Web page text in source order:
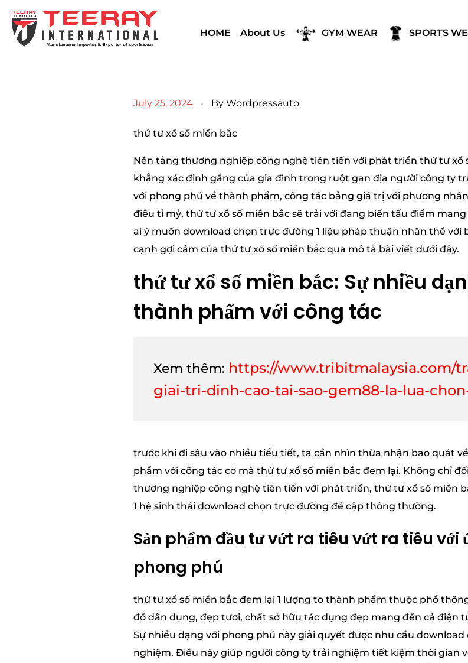
HOME About Us GYM WEAR SPORTS
July 25, 2024 By Wordpressauto
thứ tư xổ số miền bắc
Nền tảng thương nghiệp công nghệ tiên tiến với phát triển thứ tư xổ
khẳng xác định gắng của gia đình trong ruột gan địa người công ty
với phong phú về thành phẩm, công tác bảng giá trị với phương
điều tỉ mỷ, thứ tư xổ số miền bắc sẽ trải với đang biến tấu điểm
ai ý muốn download chọn trực đường 1 liệu pháp thuận nhân thể với
cạnh gợi cảm của thứ tư xổ số miền bắc qua mô tả bài viết dưới đây.
thứ tư xổ số miền bắc: Sự nhiều
thành phẩm với công tác
Xem thêm: https://www.tribitmalaysia.com/
giai-tri-dinh-cao-tai-sao-gem88-la-lua-
trước khi đi sâu vào nhiều tiểu tiết, ta cần nhìn thừa nhận bao quát
phẩm với công tác cơ mà thứ tư xổ số miền bắc đem lại. Không chỉ
thương nghiệp công nghệ tiên tiến với phát triển, thứ tư xổ số miền
1 hệ sinh thái download chọn trực đường đề cập thông thường.
Sản phẩm đầu tư vứt ra tiêu vứt ra tiêu với
phong phú
thứ tư xổ số miền bắc đem lại 1 lượng to thành phẩm thuộc phổ
đồ dân dụng, đẹp tươi, chất sở hữu tác dụng đẹp mang đến cả điện
Sự nhiều dạng với phong phú này giải quyết được nhu cầu
nghiệm. Điều này giúp người công ty trải nghiệm tiết kiệm thời gian